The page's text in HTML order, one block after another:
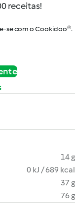
receitas!
se com o Cookidoo®.
14 g
0 kJ / 689 kcal
37 g
76 g